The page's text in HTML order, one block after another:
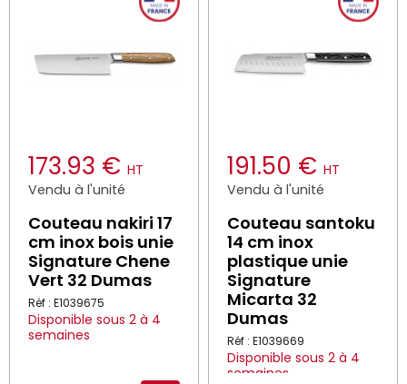
173.93 € HT
Vendu à l'unité
Couteau nakiri 17
cm inox bois unie
Signature Chene
Vert 32 Dumas
Réf : E1039675
Disponible sous 2 à 4
semaines
191.50 € HT
Vendu à l'unité
Couteau santoku
14 cm inox
plastique unie
Signature
Micarta 32
Dumas
Réf : E1039669
Disponible sous 2 à 4
semaines